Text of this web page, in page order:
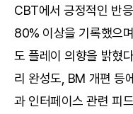
CBT에서 긍정적인 반
80% 이상을 기록했으
도 플레이 의향을 밝혔
리 완성도, BM 개편 등
과 인터페이스 관련 피